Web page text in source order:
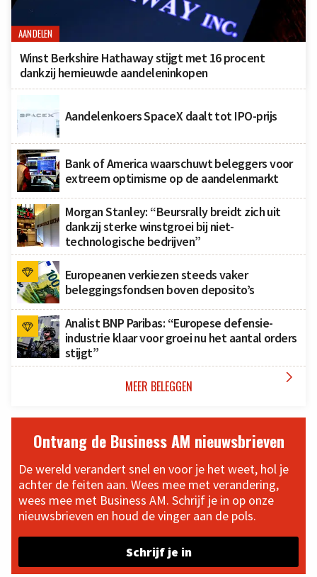
AANDELEN
Winst Berkshire Hathaway stijgt met 16 procent
dankzij hernieuwde aandeleninkopen
Aandelenkoers SpaceX daalt tot IPO-prijs
Bank of America waarschuwt beleggers voor
extreem optimisme op de aandelenmarkt
Morgan Stanley: “Beursrally breidt zich uit
dankzij sterke winstgroei bij niet-
technologische bedrijven”
Europeanen verkiezen steeds vaker
beleggingsfondsen boven deposito’s
Analist BNP Paribas: “Europese defensie-
industrie klaar voor groei nu het aantal orders
stijgt”
MEER BELEGGEN 
Ontvang de Business AM nieuwsbrieven
De wereld verandert snel en voor je het weet, hol je
achter de feiten aan. Wees mee met verandering,
wees mee met Business AM. Schrijf je in op onze
nieuwsbrieven en houd de vinger aan de pols.
Schrijf je in